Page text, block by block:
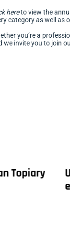
hereto view the
category as well as
you’re a
we invite you to join
Topiary